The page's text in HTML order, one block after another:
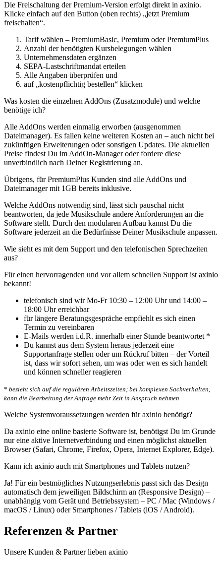
Die Freischaltung der Premium-Version erfolgt direkt in axinio.
Klicke einfach auf den Button (oben rechts) „jetzt Premium
freischalten“.
Tarif wählen – PremiumBasic, Premium oder PremiumPlus
Anzahl der benötigten Kursbelegungen wählen
Unternehmensdaten ergänzen
SEPA-Lastschriftmandat erteilen
Alle Angaben überprüfen und
auf „kostenpflichtig bestellen“ klicken
Was kosten die einzelnen AddOns (Zusatzmodule) und welche
benötige ich?
Alle AddOns werden einmalig erworben (ausgenommen
Dateimanager). Es fallen keine weiteren Kosten an – auch nicht bei
zukünftigen Erweiterungen oder sonstigen Updates. Die aktuellen
Preise findest Du im AddOn-Manager oder fordere diese
unverbindlich nach Deiner Registrierung an.
Übrigens, für PremiumPlus Kunden sind alle AddOns und
Dateimanager mit 1GB bereits inklusive.
Welche AddOns notwendig sind, lässt sich pauschal nicht
beantworten, da jede Musikschule andere Anforderungen an die
Software stellt. Durch den modularen Aufbau kannst Du die
Software jederzeit an die Bedürfnisse Deiner Musikschule anpassen.
Wie sieht es mit dem Support und den telefonischen Sprechzeiten
aus?
Für einen hervorragenden und vor allem schnellen Support ist axinio
bekannt!
telefonisch sind wir Mo-Fr 10:30 – 12:00 Uhr und 14:00 –
18:00 Uhr erreichbar
für längere Beratungsgespräche empfiehlt es sich einen
Termin zu vereinbaren
E-Mails werden i.d.R. innerhalb einer Stunde beantwortet *
Du kannst aus dem System heraus jederzeit eine
Supportanfrage stellen oder um Rückruf bitten – der Vorteil
ist, dass wir sofort sehen, um was oder wen es sich handelt
und können schneller reagieren
* bezieht sich auf die regulären Arbeitszeiten; bei komplexen Sachverhalten,
kann die Bearbeitung der Anfrage mehr Zeit in Anspruch nehmen
Welche Systemvoraussetzungen werden für axinio benötigt?
Da axinio eine online basierte Software ist, benötigst Du im Grunde
nur eine aktive Internetverbindung und einen möglichst aktuellen
Browser (Safari, Chrome, Firefox, Opera, Internet Explorer, Edge).
Kann ich axinio auch mit Smartphones und Tablets nutzen?
Ja! Für ein bestmögliches Nutzungserlebnis passt sich das Design
automatisch dem jeweiligen Bildschirm an (Responsive Design) –
unabhängig vom Gerät und Betriebssystem – PC / Mac (Windows /
macOS / Linux) oder Smartphones / Tablets (iOS / Android).
Referenzen & Partner
Unsere Kunden & Partner lieben axinio